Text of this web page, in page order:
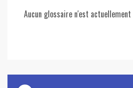
Aucun glossaire n'est